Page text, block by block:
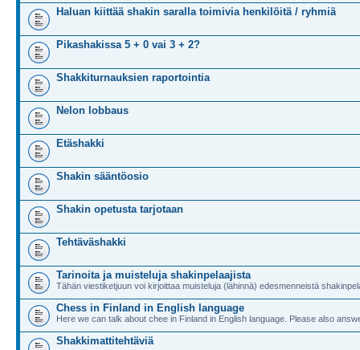
Haluan kiittää shakin saralla toimivia henkilöitä / ryhmiä
Pikashakissa 5 + 0 vai 3 + 2?
Shakkiturnauksien raportointia
Nelon lobbaus
Etäshakki
Shakin sääntöosio
Shakin opetusta tarjotaan
Tehtäväshakki
Tarinoita ja muisteluja shakinpelaajista
Tähän viestiketjuun voi kirjoittaa muisteluja (lähinnä) edesmenneistä
Chess in Finland in English language
Here we can talk about chee in Finland in English language. Please also
Shakkimattitehtäviä